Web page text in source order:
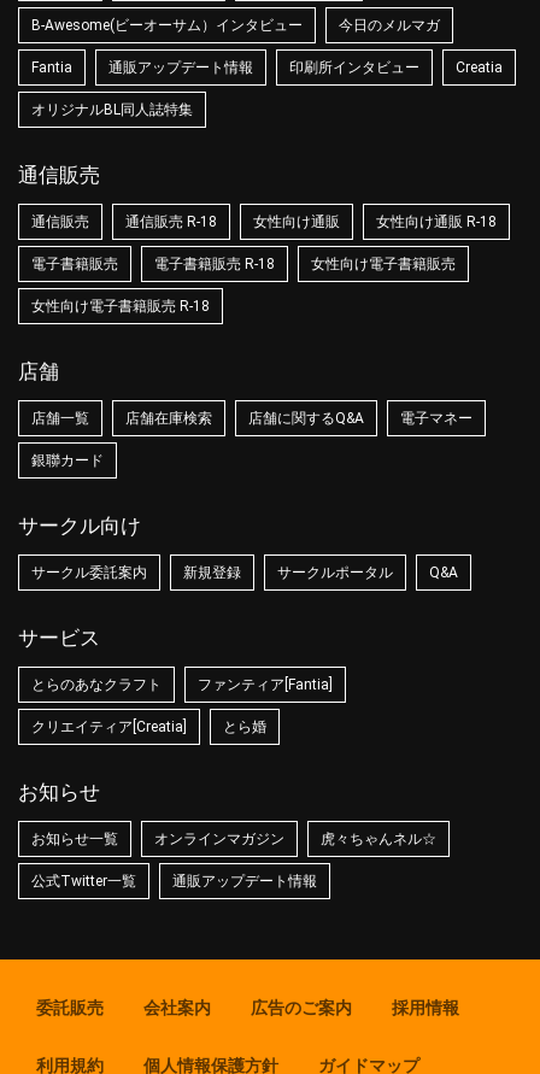
B-Awesome(ビーオーサム）インタビュー 今日のメルマガ
Fantia 通販アップデート情報 印刷所インタビュー Creatia
オリジナルBL同人誌特集
通信販売
通信販売 通信販売 R-18 女性向け通販 女性向け通販 R-18
電子書籍販売 電子書籍販売 R-18 女性向け電子書籍販売
女性向け電子書籍販売 R-18
店舗
店舗一覧 店舗在庫検索 店舗に関するQ&A 電子マネー
銀聯カード
サークル向け
サークル委託案内 新規登録 サークルポータル Q&A
サービス
とらのあなクラフト ファンティア[Fantia]
クリエイティア[Creatia] とら婚
お知らせ
お知らせ一覧 オンラインマガジン 虎々ちゃんネル☆
公式Twitter一覧 通販アップデート情報
委託販売 会社案内 広告のご案内 採用情報
利用規約 個人情報保護方針 ガイドマップ